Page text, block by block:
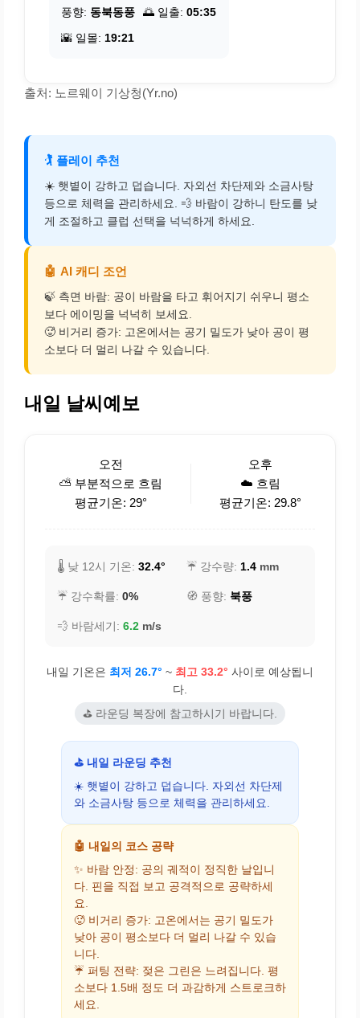
풍향: 동북동풍 🌅 일출: 05:35
🌇 일몰: 19:21
출처: 노르웨이 기상청(Yr.no)
🏌️ 플레이 추천
☀️ 햇볕이 강하고 덥습니다. 자외선 차단제와 소금사탕
등으로 체력을 관리하세요. 💨 바람이 강하니 탄도를 낮
게 조절하고 클럽 선택을 넉넉하게 하세요.
🤖 AI 캐디 조언
🍃 측면 바람: 공이 바람을 타고 휘어지기 쉬우니 평소
보다 에이밍을 넉넉히 보세요.
🥵 비거리 증가: 고온에서는 공기 밀도가 낮아 공이 평
소보다 더 멀리 나갈 수 있습니다.
내일 날씨예보
오전
⛅ 부분적으로 흐림
평균기온: 29°
오후
☁️ 흐림
평균기온: 29.8°
🌡️ 낮 12시 기온: 32.4° ☔ 강수량: 1.4 mm
☔ 강수확률: 0% 🧭 풍향: 북풍
💨 바람세기: 6.2 m/s
내일 기온은 최저 26.7° ~ 최고 33.2° 사이로 예상됩니
다.
⛳ 라운딩 복장에 참고하시기 바랍니다.
⛳ 내일 라운딩 추천
☀️ 햇볕이 강하고 덥습니다. 자외선 차단제
와 소금사탕 등으로 체력을 관리하세요.
🤖 내일의 코스 공략
✨ 바람 안정: 공의 궤적이 정직한 날입니
다. 핀을 직접 보고 공격적으로 공략하세
요.
🥵 비거리 증가: 고온에서는 공기 밀도가
낮아 공이 평소보다 더 멀리 나갈 수 있습
니다.
☔ 퍼팅 전략: 젖은 그린은 느려집니다. 평
소보다 1.5배 정도 더 과감하게 스트로크하
세요.